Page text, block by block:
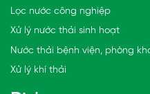
Lọc nước công nghiệp
Xử lý nước thải sinh hoạt
Nước thải bệnh viện, phòng
Xử lý khí thải